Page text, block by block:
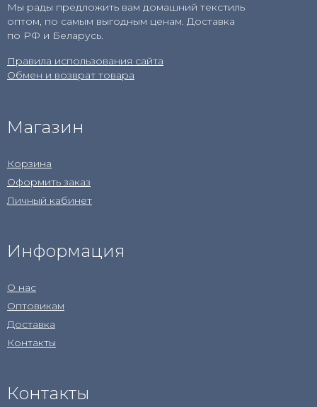
Мы рады предложить вам домашний текстиль
оптом, по самым выгодным ценам. Доставка
по РФ и Беларусь.
Правила использования сайта
Обмен и возврат товара
Магазин
Корзина
Оформить заказ
Личный кабинет
Информация
О нас
Оптовикам
Доставка
Контакты
Контакты